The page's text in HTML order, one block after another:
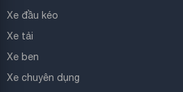
Xe đầu kéo
Xe tải
Xe ben
Xe chuyên dụng